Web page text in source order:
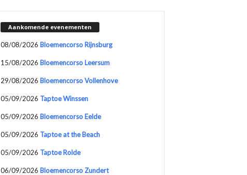
Aankomende evenementen
08/08/2026 Bloemencorso Rijnsburg
15/08/2026 Bloemencorso Leersum
29/08/2026 Bloemencorso Vollenhove
05/09/2026 Taptoe Winssen
05/09/2026 Bloemencorso Eelde
05/09/2026 Taptoe at the Beach
05/09/2026 Taptoe Rolde
06/09/2026 Bloemencorso Zundert